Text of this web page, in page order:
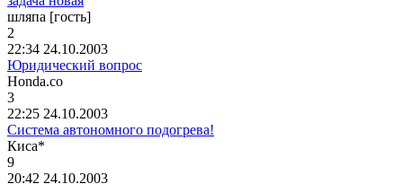
шляпа [гость]
2
22:34 24.10.2003
Юридический вопрос
Honda.co
3
22:25 24.10.2003
Система автономного подогрева!
Киса*
9
20:42 24.10.2003